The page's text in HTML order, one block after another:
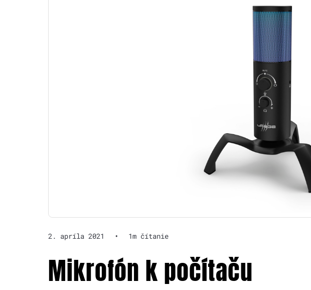
2. apríla 2021 • 1m čítanie
Mikrofón k počítaču